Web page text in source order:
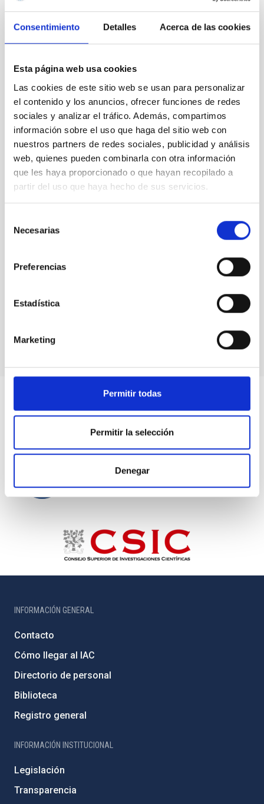
Consentimiento Detalles Acerca de las cookies
Esta página web usa cookies
Las cookies de este sitio web se usan para personalizar
el contenido y los anuncios, ofrecer funciones de redes
sociales y analizar el tráfico. Además, compartimos
información sobre el uso que haga del sitio web con
nuestros partners de redes sociales, publicidad y análisis
web, quienes pueden combinarla con otra información
que les haya proporcionado o que hayan recopilado a
partir del uso que haya hecho de sus servicios.
Necesarias
Preferencias
Estadística
Marketing
Permitir todas
Permitir la selección
Denegar
TIPO DE FINANCIACIÓN
CONCEDIDA
INFORMACIÓN GENERAL
Contacto
Cómo llegar al IAC
Directorio de personal
Biblioteca
Registro general
INFORMACIÓN INSTITUCIONAL
Legislación
Transparencia